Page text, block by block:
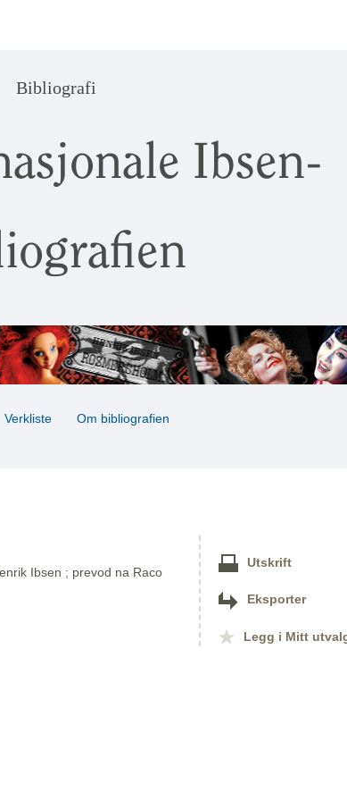
Bibliografi
Ibsen-
Verkliste Om bibliografien
Ibsen ; prevod na Raco
Utskrift
Eksporter
Legg i Mitt